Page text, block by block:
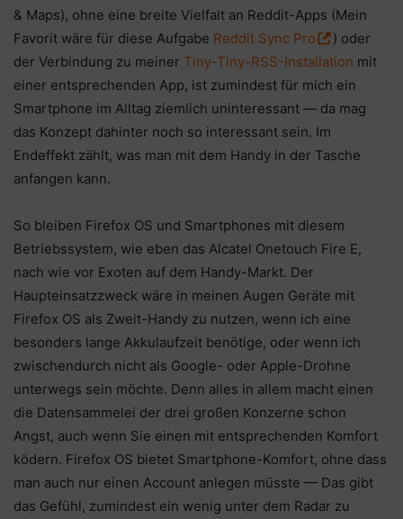
& Maps), ohne eine breite Vielfalt an Reddit-Apps (Mein
Favorit wäre für diese Aufgabe Reddit Sync Pro
) oder
der Verbindung zu meiner Tiny-Tiny-RSS-Installation mit
einer entsprechenden App, ist zumindest für mich ein
Smartphone im Alltag ziemlich uninteressant — da mag
das Konzept dahinter noch so interessant sein. Im
Endeffekt zählt, was man mit dem Handy in der Tasche
anfangen kann.
So bleiben Firefox OS und Smartphones mit diesem
Betriebssystem, wie eben das Alcatel Onetouch Fire E,
nach wie vor Exoten auf dem Handy-Markt. Der
Haupteinsatzzweck wäre in meinen Augen Geräte mit
Firefox OS als Zweit-Handy zu nutzen, wenn ich eine
besonders lange Akkulaufzeit benötige, oder wenn ich
zwischendurch nicht als Google- oder Apple-Drohne
unterwegs sein möchte. Denn alles in allem macht einen
die Datensammelei der drei großen Konzerne schon
Angst, auch wenn Sie einen mit entsprechenden Komfort
ködern. Firefox OS bietet Smartphone-Komfort, ohne dass
man auch nur einen Account anlegen müsste — Das gibt
das Gefühl, zumindest ein wenig unter dem Radar zu